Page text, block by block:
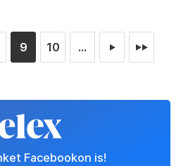
9 10 ... ► ►►
Facebookon is!